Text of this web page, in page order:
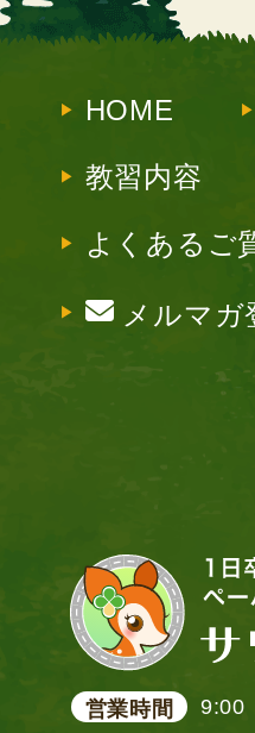
HOME
教習内容
よくあるご
メルマガ
営業時間 9:00